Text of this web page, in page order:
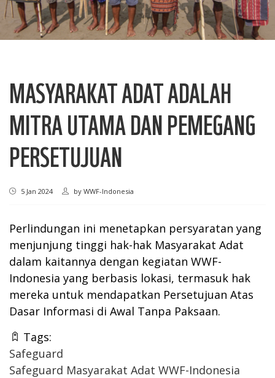
MASYARAKAT ADAT ADALAH
MITRA UTAMA DAN PEMEGANG
PERSETUJUAN
5 Jan 2024 by WWF-Indonesia
Perlindungan ini menetapkan persyaratan yang
menjunjung tinggi hak-hak Masyarakat Adat
dalam kaitannya dengan kegiatan WWF-
Indonesia yang berbasis lokasi, termasuk hak
mereka untuk mendapatkan Persetujuan Atas
Dasar Informasi di Awal Tanpa Paksaan.
Tags:
Safeguard
Safeguard Masyarakat Adat WWF-Indonesia